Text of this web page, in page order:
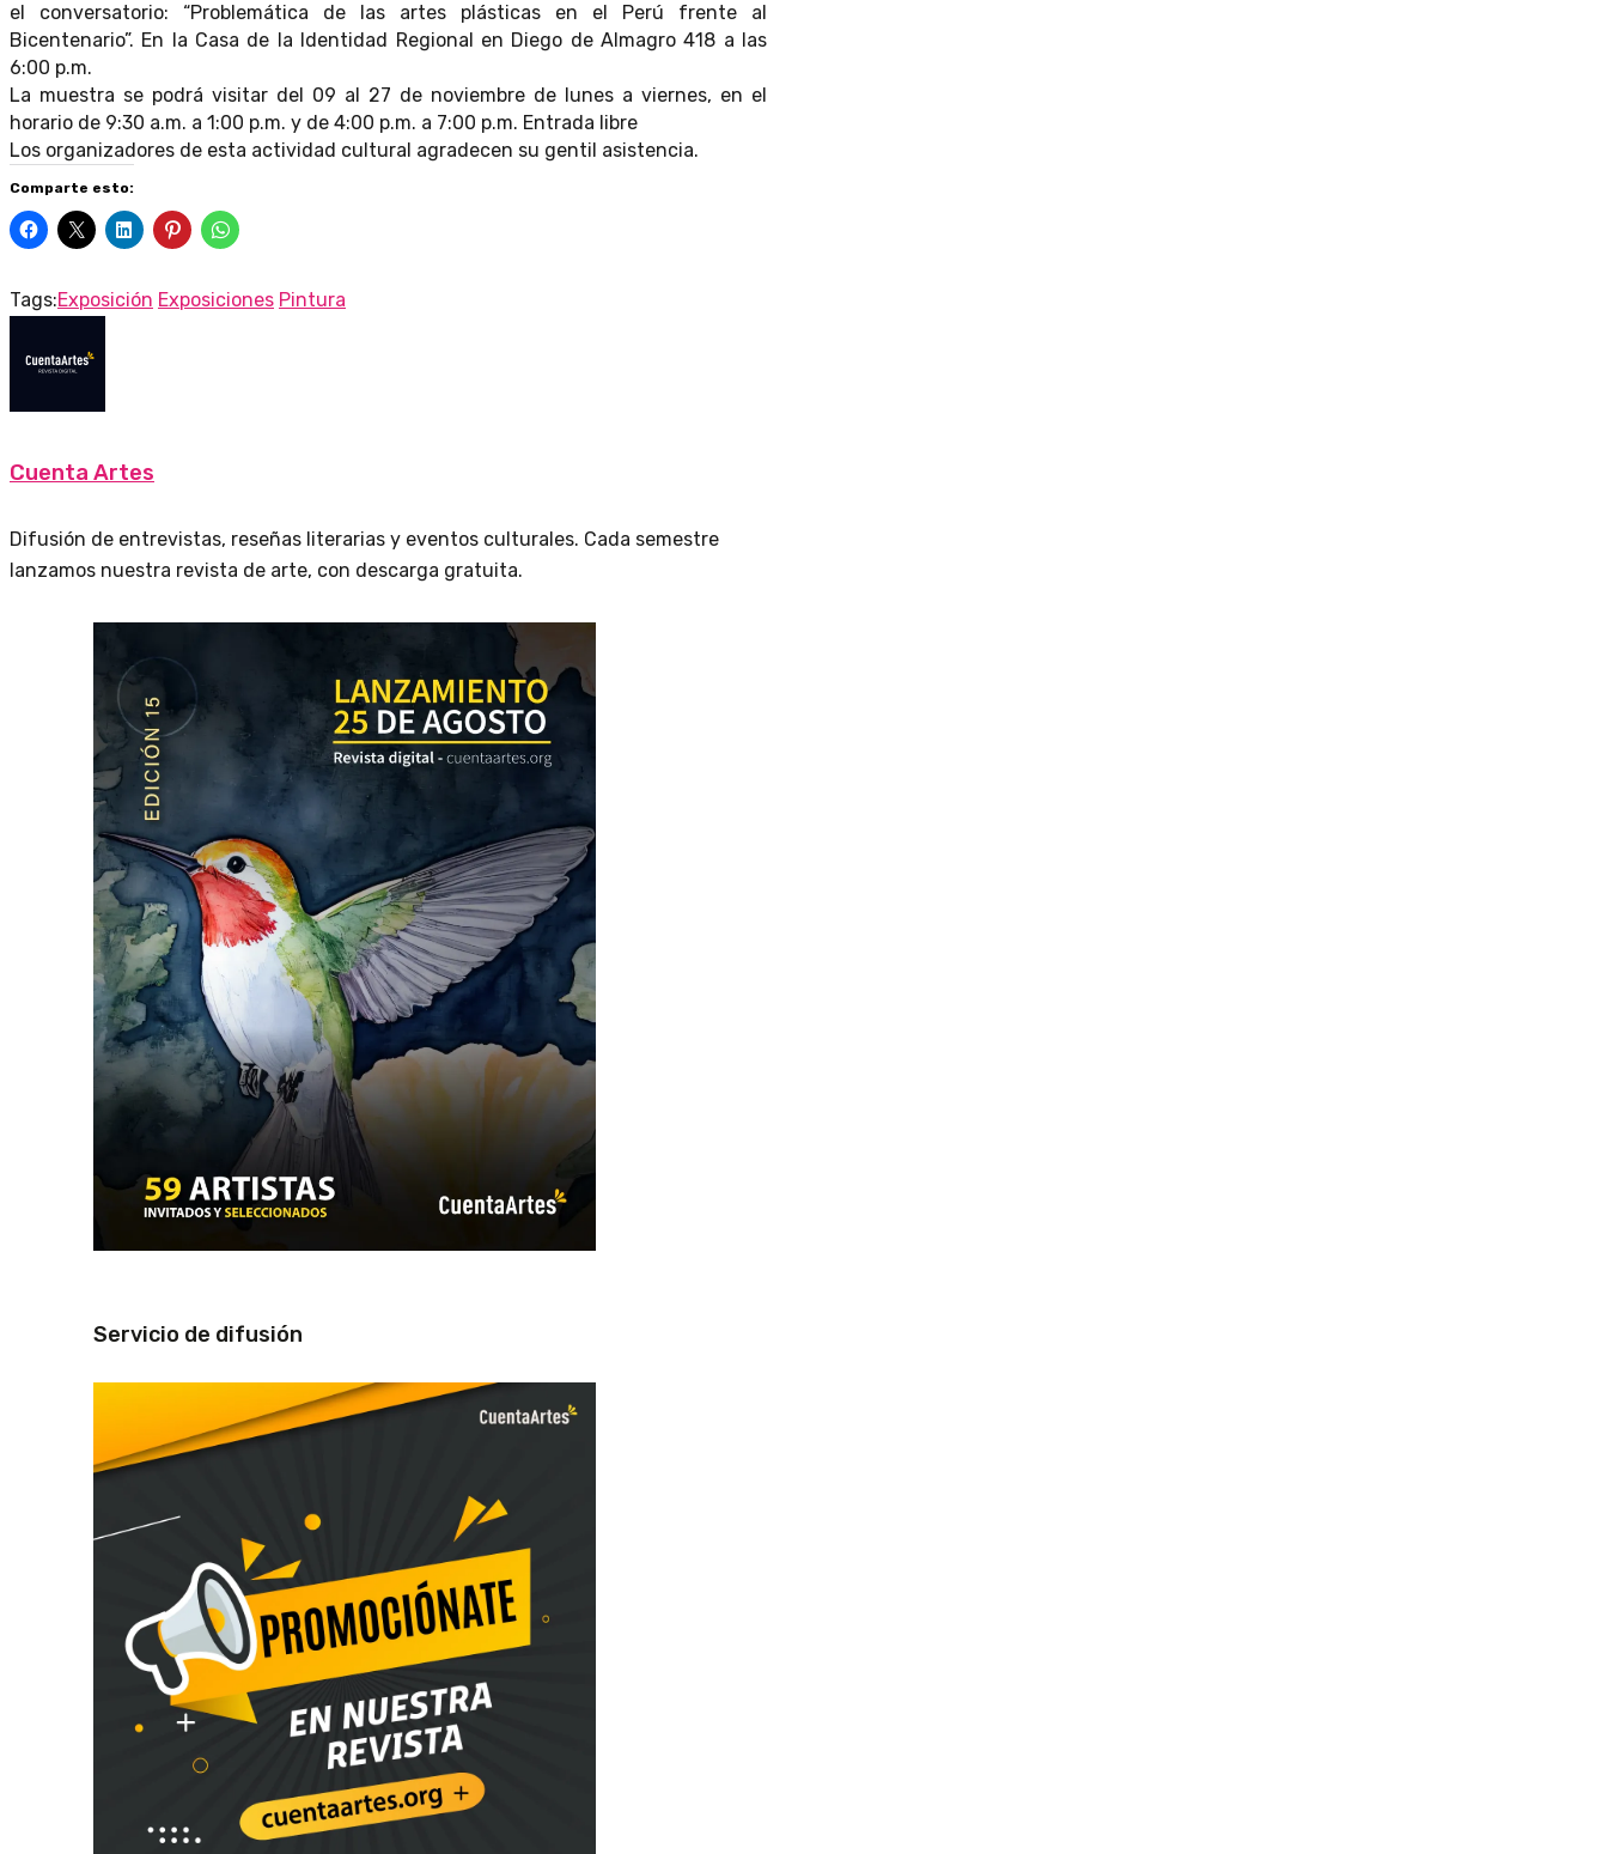
el conversatorio: “Problemática de las artes plásticas en el Perú frente al
Bicentenario”. En la Casa de la Identidad Regional en Diego de Almagro 418 a las
6:00 p.m.
La muestra se podrá visitar del 09 al 27 de noviembre de lunes a viernes, en el
horario de 9:30 a.m. a 1:00 p.m. y de 4:00 p.m. a 7:00 p.m. Entrada libre
Los organizadores de esta actividad cultural agradecen su gentil asistencia.
Comparte esto:
Tags:Exposición Exposiciones Pintura
Cuenta Artes
Difusión de entrevistas, reseñas literarias y eventos culturales. Cada semestre
lanzamos nuestra revista de arte, con descarga gratuita.
Servicio de difusión